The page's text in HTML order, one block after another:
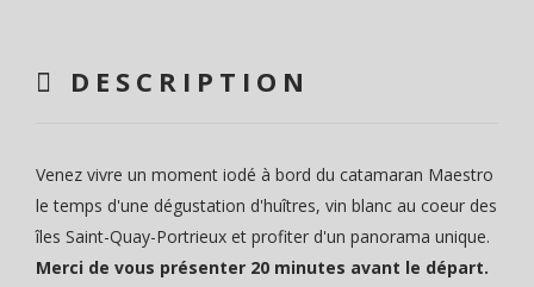
DESCRIPTION
Venez vivre un moment iodé à bord du catamaran Maestro
le temps d'une dégustation d'huîtres, vin blanc au coeur des
îles Saint-Quay-Portrieux et profiter d'un panorama unique.
Merci de vous présenter 20 minutes avant le départ.